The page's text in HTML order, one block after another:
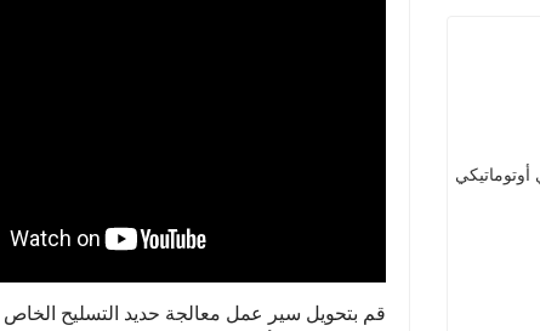
قم بتحويل سير عمل معالجة حديد التسليح الخاص